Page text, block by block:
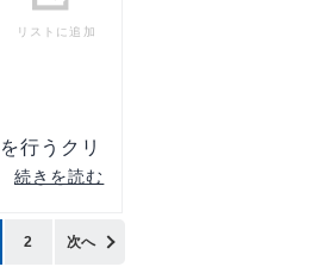
リストに追加
行うクリ
続きを読む
2 次へ